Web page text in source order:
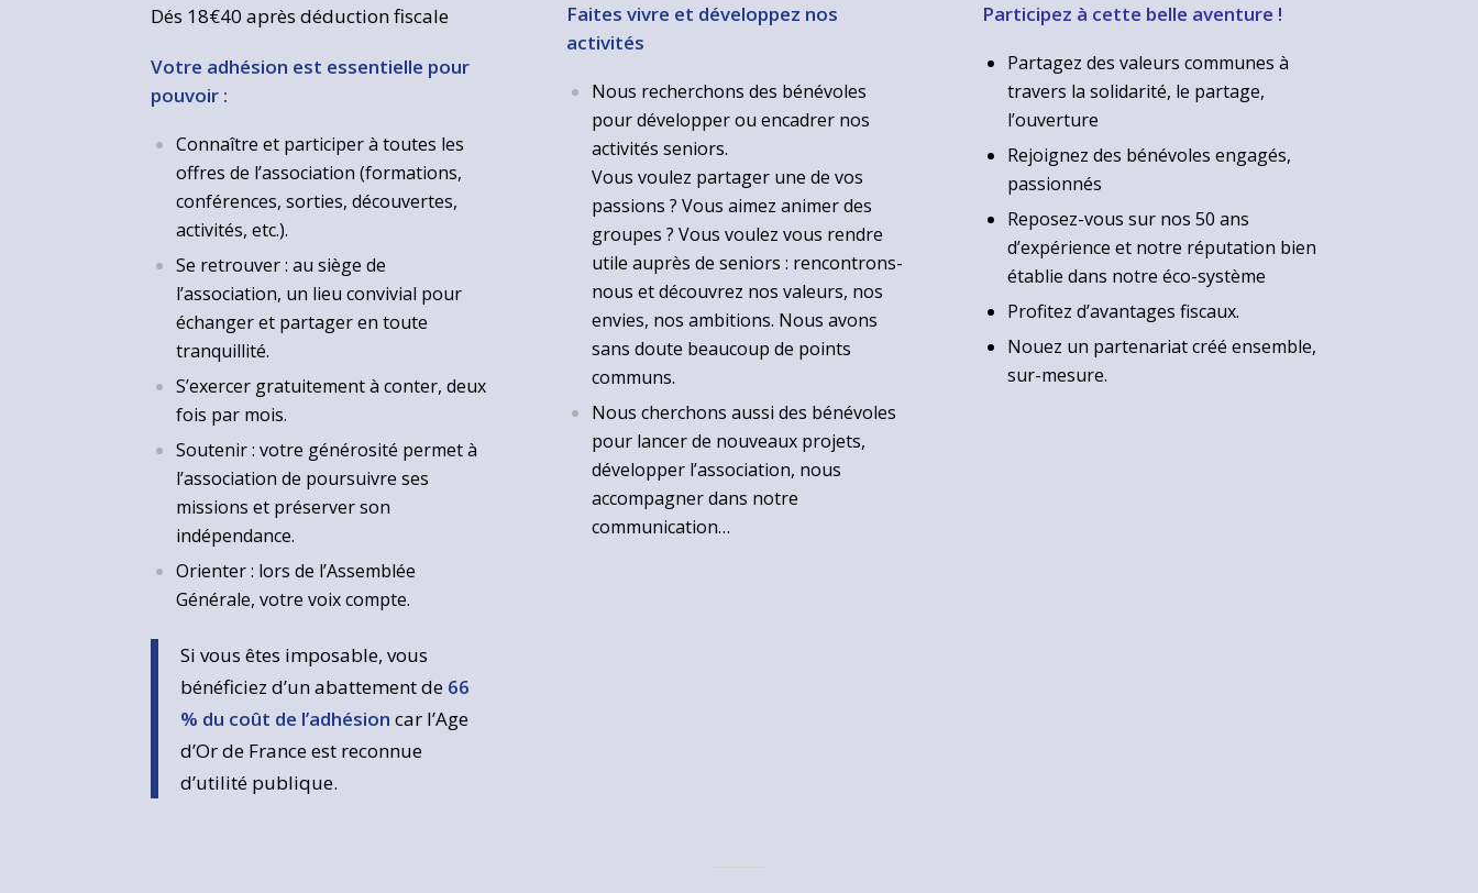
Dés 18€40 après déduction fiscale
Votre adhésion est essentielle pour
pouvoir :
Connaître et participer à toutes les
offres de l’association (formations,
conférences, sorties, découvertes,
activités, etc.).
Se retrouver : au siège de
l’association, un lieu convivial pour
échanger et partager en toute
tranquillité.
S’exercer gratuitement à conter, deux
fois par mois.
Soutenir : votre générosité permet à
l’association de poursuivre ses
missions et préserver son
indépendance.
Orienter : lors de l’Assemblée
Générale, votre voix compte.
Si vous êtes imposable, vous
bénéficiez d’un abattement de 66
% du coût de l’adhésioncar l’Age
d’Or de France est reconnue
d’utilité publique.
Faites vivre et développez nos
activités
Nous recherchons des bénévoles
pour développer ou encadrer nos
activités seniors.
Vous voulez partager une de vos
passions ? Vous aimez animer des
groupes ? Vous voulez vous rendre
utile auprès de seniors : rencontrons-
nous et découvrez nos valeurs, nos
envies, nos ambitions. Nous avons
sans doute beaucoup de points
communs.
Nous cherchons aussi des bénévoles
pour lancer de nouveaux projets,
développer l’association, nous
accompagner dans notre
communication…
Participez à cette belle aventure !
Partagez des valeurs communes à
travers la solidarité, le partage,
l’ouverture
Rejoignez des bénévoles engagés,
passionnés
Reposez-vous sur nos 50 ans
d’expérience et notre réputation bien
établie dans notre éco-système
Profitez d’avantages fiscaux.
Nouez un partenariat créé ensemble,
sur-mesure.